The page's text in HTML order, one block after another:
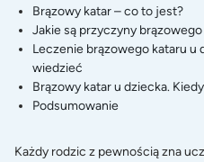
Brązowy katar – co to jest?
Jakie są przyczyny
Leczenie brązowego kataru u
wiedzieć
Brązowy katar u dziecka.
Podsumowanie
Każdy rodzic z pewnością zna